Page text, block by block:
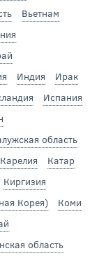
Вьетнам
Индия
Ирак
Испания
область
Карелия
Катар
Киргизия
Корея)
Коми
область